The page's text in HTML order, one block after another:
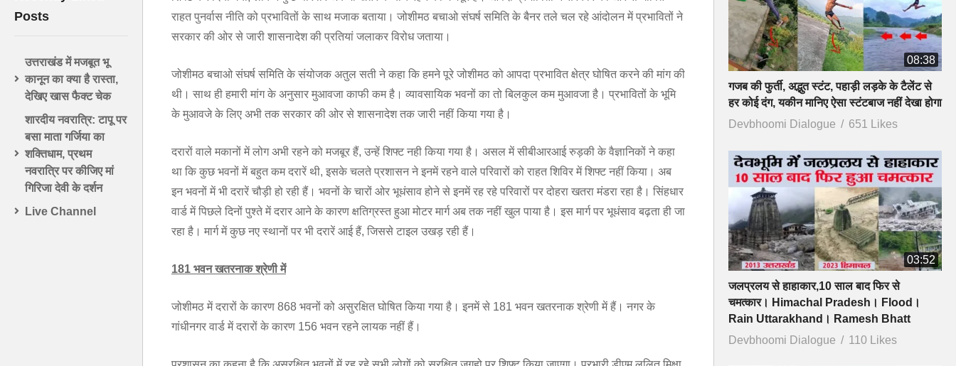
Posts
उत्तराखंड में मजबूत भू
कानून का क्या है रास्ता,
देखिए खास फैक्ट चेक
शारदीय नवरात्रि: टापू पर
बसा माता गर्जिया का
शक्तिधाम, प्रथम
नवरात्रि पर कीजिए मां
गिरिजा देवी के दर्शन
Live Channel
राहत पुनर्वास नीति को प्रभावितों के साथ मजाक बताया। जोशीमठ बचाओ संघर्ष समिति के बैनर तले चल रहे आंदोलन में प्रभावितों ने
सरकार की ओर से जारी शासनादेश की प्रतियां जलाकर विरोध जताया।
जोशीमठ बचाओ संघर्ष समिति के संयोजक अतुल सती ने कहा कि हमने पूरे जोशीमठ को आपदा प्रभावित क्षेत्र घोषित करने की मांग की
थी। साथ ही हमारी मांग के अनुसार मुआवजा काफी कम है। व्यावसायिक भवनों का तो बिलकुल कम मुआवजा है। प्रभावितों के भूमि
के मुआवजे के लिए अभी तक सरकार की ओर से शासनादेश तक जारी नहीं किया गया है।
दरारों वाले मकानों में लोग अभी रहने को मजबूर हैं, उन्हें शिफ्ट नही किया गया है। असल में सीबीआरआई रुड़की के वैज्ञानिकों ने कहा
था कि कुछ भवनों में बहुत कम दरारें थी, इसके चलते प्रशासन ने इनमें रहने वाले परिवारों को राहत शिविर में शिफ्ट नहीं किया। अब
इन भवनों में भी दरारें चौड़ी हो रही हैं। भवनों के चारों ओर भूधंसाव होने से इनमें रह रहे परिवारों पर दोहरा खतरा मंडरा रहा है। सिंहधार
वार्ड में पिछले दिनों पुश्ते में दरार आने के कारण क्षतिग्रस्त हुआ मोटर मार्ग अब तक नहीं खुल पाया है। इस मार्ग पर भूधंसाव बढ़ता ही जा
रहा है। मार्ग में कुछ नए स्थानों पर भी दरारें आई हैं, जिससे टाइल उखड़ रही हैं।
181 भवन खतरनाक श्रेणी में
जोशीमठ में दरारों के कारण 868 भवनों को असुरक्षित घोषित किया गया है। इनमें से 181 भवन खतरनाक श्रेणी में हैं। नगर के
गांधीनगर वार्ड में दरारों के कारण 156 भवन रहने लायक नहीं हैं।
08:38
गजब की फुर्ती, अद्भुत स्टंट, पहाड़ी लड़के के टैलेंट से
हर कोई दंग, यकीन मानिए ऐसा स्टंटबाज नहीं देखा होगा
Devbhoomi Dialogue
651 Likes
03:52
जलप्रलय से हाहाकार,10 साल बाद फिर से
चमत्कार। Himachal Pradesh। Flood।
Rain Uttarakhand। Ramesh Bhatt
Devbhoomi Dialogue
110 Likes